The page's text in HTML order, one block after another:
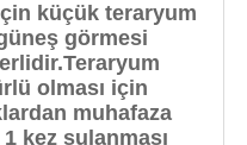
küçük teraryum
görmesi
olması için
muhafaza
kez sulanması